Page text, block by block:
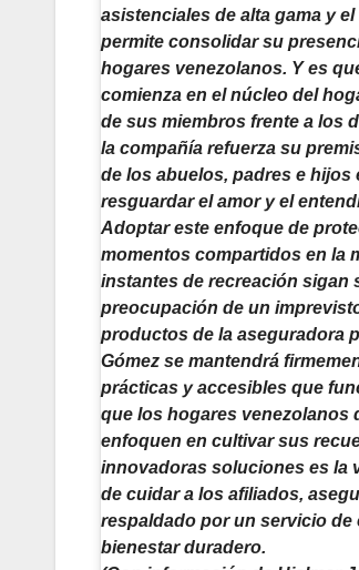
asistenciales de alta gama y
permite consolidar su
hogares venezolanos. Y es
comienza en el núcleo del
de sus miembros frente a los
la compañía refuerza su
de los abuelos, padres e hijos
resguardar el amor y el
Adoptar este enfoque de
momentos compartidos en la
instantes de recreación sigan
preocupación de un
productos de la aseguradora
Gómez se mantendrá
prácticas y accesibles que
que los hogares venezolanos
enfoquen en cultivar sus
innovadoras soluciones es la
de cuidar a los afiliados,
respaldado por un servicio de
bienestar duradero.